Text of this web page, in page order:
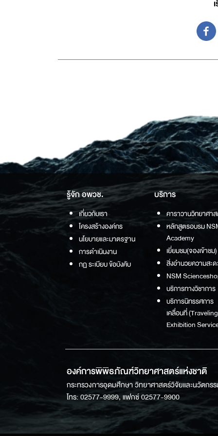
รู้จัก อพวช.
เกี่ยวกับเรา
โครงสร้างองค์กร
นโยบายและมาตรฐาน
การดำเนินงาน
กฏ ระเบียบ ข้อบังคับ
บริการ
คาราวานวิทยาศา
หลักสูตรอบรม
Academy
เยี่ยมชม(จองเข้าชม)
สิ่งอำนวยความสะ
NSM
บริการทางวิชาการ
บริการนิทรรศการ
เคลื่อนที่ (Traveling
Exhibition
องค์การพิพิธภัณฑ์วิทยาศาสตร์แห่งชาติ
กระทรวงการอุดมศึกษา วิทยาศาสตร์วิจัยและนวัตก
โทร: 02577-9999, แฟกซ์ 02577-9900